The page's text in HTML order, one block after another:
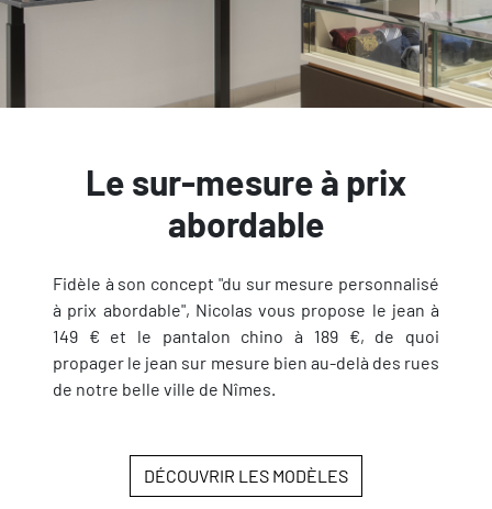
Le sur-mesure à prix
abordable
Fidèle à son concept "du sur mesure personnalisé
à prix abordable", Nicolas vous propose le jean à
149 € et le pantalon chino à 189 €, de quoi
propager le jean sur mesure bien au-delà des rues
de notre belle ville de Nîmes.
DÉCOUVRIR LES MODÈLES